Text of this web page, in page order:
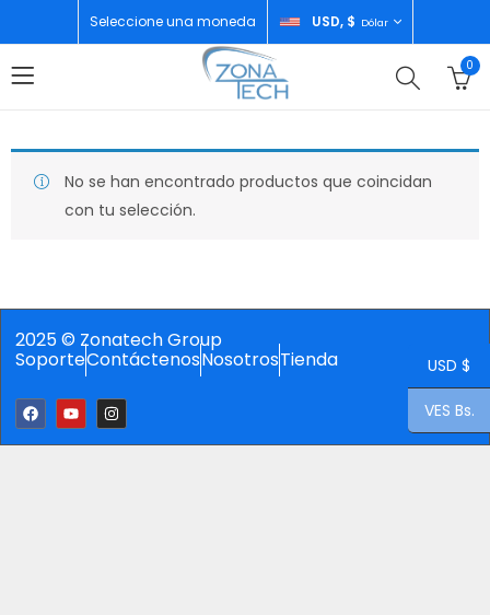
Seleccione una moneda USD, $ Dólar
0
No se han encontrado productos que coincidan
con tu selección.
2025 © Zonatech Group
SoporteContáctenosNosotrosTienda USD $
VES Bs.